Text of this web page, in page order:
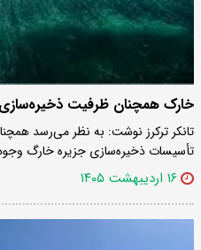
خارک همچنان ظرفیت
تانکر ترکرز نوشت: به نظر می‌رسد
تأسیسات ذخیره‌سازی جزیره خارگ
۱۶ اردیبهشت ۱۴۰۵